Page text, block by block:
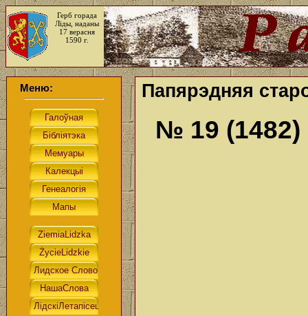
Герб горада
Ліды, наданы
17 верасня
1590 г.
Меню: Папярэдняя
№ 19 (1482)